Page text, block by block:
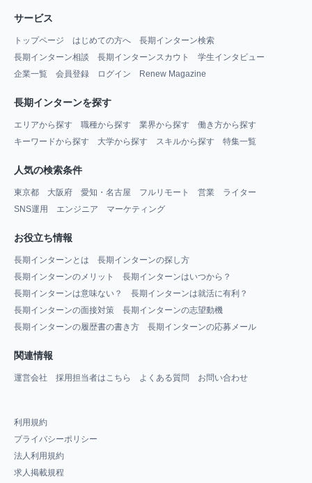
サービス
トップページ はじめての方へ
長期インターン検索
長期インターン相談
長期インターンスカウト
学生インタビュー
企業一覧
会員登録 ログイン Renew Magazine
長期インターンを探す
エリアから探す 職種から探す 業界から探す
働き方から探す
キーワードから探す
大学から探す スキルから探す 特集一覧
人気の検索条件
東京都 大阪府 愛知・名古屋 フルリモート 営業
ライター
SNS運用
エンジニア マーケティング
お役立ち情報
長期インターンとは
長期インターンの探し方
長期インターンのメリット
長期インターンはいつから？
長期インターンは意味ない？
長期インターンは就活に有利？
長期インターンの面接対策
長期インターンの志望動機
長期インターンの履歴書の書き方
長期インターンの応募メール
関連情報
運営会社 採用担当者はこちら よくある質問 お問い合わせ
利用規約
プライバシーポリシー
法人利用規約
求人掲載規程